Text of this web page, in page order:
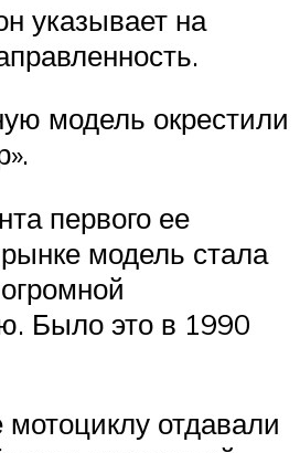
указывает на
модель окрестили
первого ее
модель стала
Было это в 1990
отдавали